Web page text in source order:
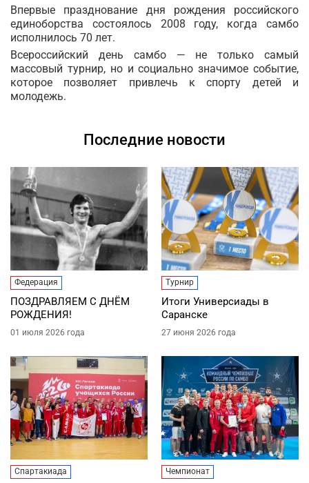
Впервые празднование дня рождения российского
единоборства состоялось 2008 году, когда самбо
исполнилось 70 лет.
Всероссийский день самбо — не только самый
массовый турнир, но и социально значимое событие,
которое позволяет привлечь к спорту детей и
молодежь.
Последние новости
Федерация
ПОЗДРАВЛЯЕМ С ДНЁМ
РОЖДЕНИЯ!
01 июля 2026 года
Турнир
Итоги Универсиады в
Саранске
27 июня 2026 года
Спартакиада Чемпионат